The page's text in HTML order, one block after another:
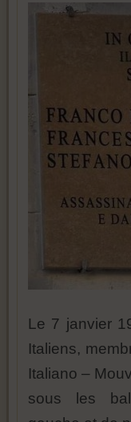
Le 7 janvier
Italiens,
Italiano –
sous les